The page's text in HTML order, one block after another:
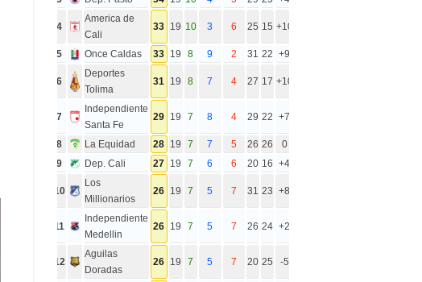
4
America de
Cali
33 19 10 3 6 25 15 +10
5 Once Caldas 33 19 8 9 2 31 22 +9
6
Deportes
Tolima
31 19 8 7 4 27 17 +10
7
Independiente
Santa Fe
29 19 7 8 4 29 22 +7
8 La Equidad 28 19 7 7 5 26 26
0
9
Dep. Cali 27 19 7 6 6 20 16 +4
10
Los
Millionarios
26 19 7 5 7 31 23 +8
11
Independiente
Medellin
26 19 7 5 7 26 24 +2
12
Aguilas
Doradas
26 19 7 5 7 20 25 -5